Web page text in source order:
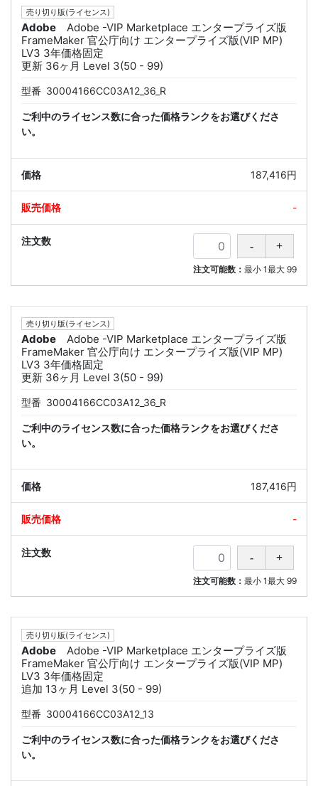
売り切り版(ライセンス)
Adobe
Adobe -VIP Marketplace エンタープライズ版
FrameMaker 官公庁向け エンタープライズ版(VIP MP)
LV3 3年価格固定
更新 36ヶ月 Level 3(50 - 99)
型番 30004166CC03A12_36_R
ご利中のライセンス数に合った価格ランクをお選びくださ
い。
187,416円
-
注文可能数： 最小 1最大 99
売り切り版(ライセンス)
Adobe
Adobe -VIP Marketplace エンタープライズ版
FrameMaker 官公庁向け エンタープライズ版(VIP MP)
LV3 3年価格固定
更新 36ヶ月 Level 3(50 - 99)
型番 30004166CC03A12_36_R
ご利中のライセンス数に合った価格ランクをお選びくださ
い。
187,416円
-
注文可能数： 最小 1最大 99
売り切り版(ライセンス)
Adobe
Adobe -VIP Marketplace エンタープライズ版
FrameMaker 官公庁向け エンタープライズ版(VIP MP)
LV3 3年価格固定
追加 13ヶ月 Level 3(50 - 99)
型番 30004166CC03A12_13
ご利中のライセンス数に合った価格ランクをお選びくださ
い。